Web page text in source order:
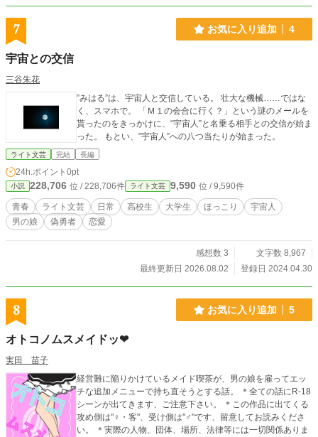
使用しています。 ・隔7日、1日3本投稿です。エタる気は無
いですが、更新遅れはあるかもですm(_ _)m
7 お気に入り追加 4
宇宙との交信
三谷朱花
”みはる”は、宇宙人と交信している。 壮大な機械……ではな
く、スマホで。 「Ｍ１の会合に行く？」という謎のメールを
貰ったのをきっかけに、“宇宙人”と名乗る相手との交信が始ま
った。 もとい、”宇宙人”への八つ当たりが始まった。
ライト文芸 完結 長編
24h.ポイント 0pt
小説 228,706 位 / 228,706件 ライト文芸 9,590 位 / 9,590件
青春 ライト文芸 日常 高校生 大学生 ほっこり
宇宙人
男の娘
偽勇者 恋愛
感想数 3
文字数 8,967
最終更新日 2026.08.02
登録日 2024.04.30
8 お気に入り追加 5
オトコノムスメイドッ❤︎
実田 苗子
経営難に陥りかけているメイド喫茶が、男の娘を雇ってエッ
チな追加メニューで持ち直そうとする話。 ＊全ての話にR-18
シーンが出てきます、ご注意下さい。 ＊この作品に出てくる
攻め側は"♀・客"、受け側は"♂"です、留意してお読みくださ
い。 ＊実際の人物、団体、場所、法律等には一切関係ありま